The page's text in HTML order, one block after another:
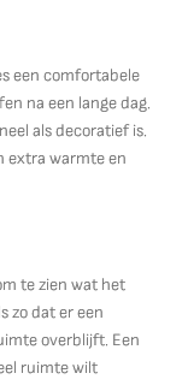
een comfortabele
na een lange dag.
als decoratief is.
extra warmte en
te zien wat het
zo dat er een
overblijft. Een
ruimte wilt